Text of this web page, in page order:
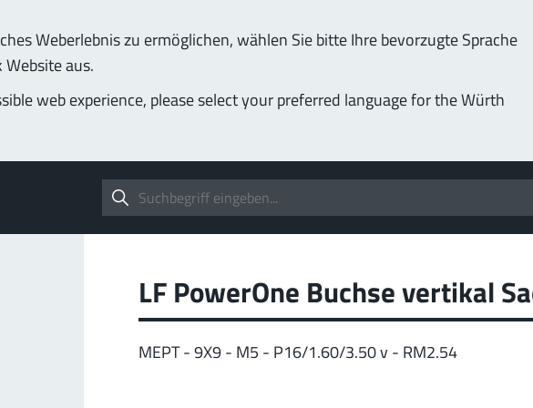
Weberlebnis zu ermöglichen, wählen Sie bitte Ihre bevorzugte Sprache
aus.
web experience, please select your preferred language for the Würth
Lead-Free Service & Support Unternehmen
LF PowerOne Buchse vertikal
MEPT - 9X9 - M5 - P16/1.60/3.50 v - RM2.54
THT, THR, SMT Schrauben
Bis 1000 A